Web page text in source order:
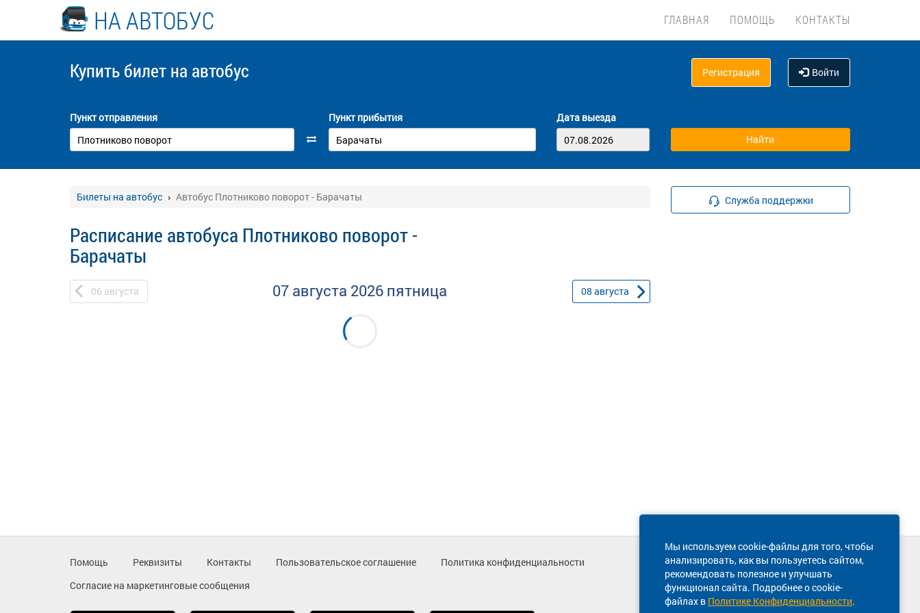
НА АВТОБУС ГЛАВНАЯ ПОМОЩЬ КОНТАКТЫ
Купить билет на автобус Регистрация Войти
Пункт отправления Пункт прибытия Дата выезда
Билеты на автобус Автобус Плотниково поворот - Барачаты
Расписание автобуса Плотниково поворот -
Барачаты
06 августа 07 августа 2026 пятница 08 августа
Служба поддержки
Мы используем cookie-файлы для того, чтобы
анализировать, как вы пользуетесь сайтом,
рекомендовать полезное и улучшать
функционал сайта. Подробнее о cookie-
файлах в Политике Конфиденциальности.
Помощь Реквизиты Контакты Пользовательское соглашение
Политика конфиденциальности
Согласие на маркетинговые сообщения
Техническая поддержка сайта
8 800 600-03-38